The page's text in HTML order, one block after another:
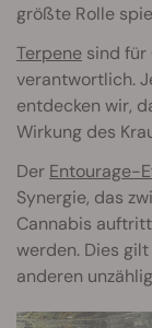
größte Rolle
Terpene sind für
verantwortlich.
entdecken wir,
Wirkung des
Der Entourage-
Synergie, das
Cannabis
werden. Dies gilt
anderen